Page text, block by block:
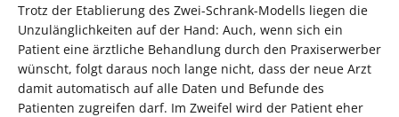
Trotz der Etablierung des Zwei-Schrank-Modells liegen die
Unzulänglichkeiten auf der Hand: Auch, wenn sich ein
Patient eine ärztliche Behandlung durch den Praxiserwerber
wünscht, folgt daraus noch lange nicht, dass der neue Arzt
damit automatisch auf alle Daten und Befunde des
Patienten zugreifen darf. Im Zweifel wird der Patient eher